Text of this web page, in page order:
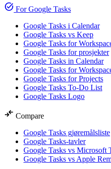
task_alt For Google Tasks
Google Tasks i Calendar
Google Tasks vs Keep
Google Tasks for
Google Tasks for prosjekter
Google Tasks in Calendar
Google Tasks for
Google Tasks for Projects
Google Tasks To-Do List
Google Tasks Logo
compare_arrows Compare
Google Tasks gjøremålsliste
Google Tasks-tavler
Google Tasks vs Microsoft
Google Tasks vs Apple